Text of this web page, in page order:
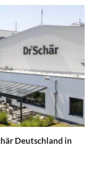
Deutschland in